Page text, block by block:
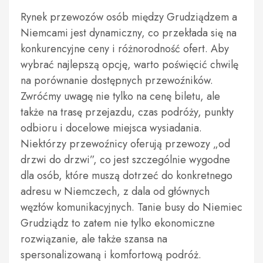
Rynek przewozów osób między Grudziądzem a
Niemcami jest dynamiczny, co przekłada się na
konkurencyjne ceny i różnorodność ofert. Aby
wybrać najlepszą opcję, warto poświęcić chwilę
na porównanie dostępnych przewoźników.
Zwróćmy uwagę nie tylko na cenę biletu, ale
także na trasę przejazdu, czas podróży, punkty
odbioru i docelowe miejsca wysiadania.
Niektórzy przewoźnicy oferują przewozy „od
drzwi do drzwi”, co jest szczególnie wygodne
dla osób, które muszą dotrzeć do konkretnego
adresu w Niemczech, z dala od głównych
węzłów komunikacyjnych. Tanie busy do Niemiec
Grudziądz to zatem nie tylko ekonomiczne
rozwiązanie, ale także szansa na
spersonalizowaną i komfortową podróż.